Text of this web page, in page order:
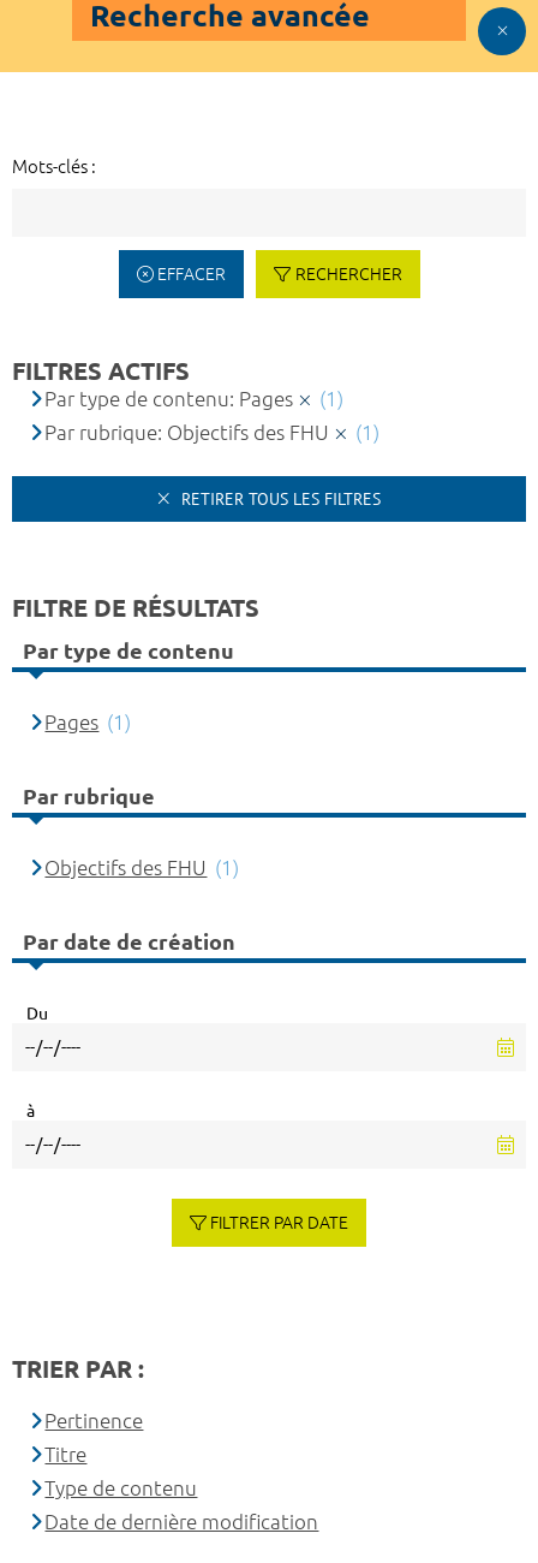
Recherche avancée
Mots-clés :
EFFACER RECHERCHER
FILTRES ACTIFS
Par type de contenu: Pages
(1)
Par rubrique: Objectifs des FHU
(1)
RETIRER TOUS LES FILTRES
FILTRE DE RÉSULTATS
Par type de contenu
Pages (1)
Par rubrique
Objectifs des FHU (1)
Par date de création
Du
à
FILTRER PAR DATE
TRIER PAR :
Pertinence
Titre
Type de contenu
Date de dernière modification